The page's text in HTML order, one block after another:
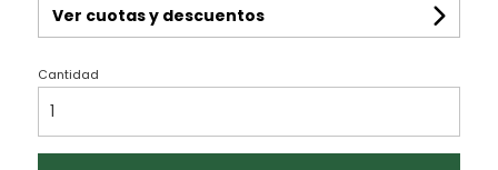
Ver cuotas y descuentos
Cantidad